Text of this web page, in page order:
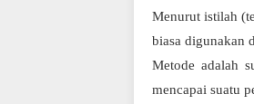
Menurut istilah
biasa digunakan
Metode adalah
mencapai suatu